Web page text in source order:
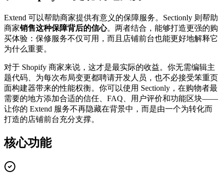
Extend 可以帮助商家提供有意义的保障服务。Sectionly 则帮助
商家销售这种保障背后的信心。两者结合，能够打造更强的购
买体验：保修服务不仅可用，而且店铺前台也能更好地解释它
为什么重要。
对于 Shopify 商家来说，这才是最实际的收益。你无需编辑主
题代码、为每次布局变更都聘请开发人员，也不必接受笨重页
面构建器带来的性能权衡。你可以使用 Sectionly，在购物者最
需要的地方添加合适的信任、FAQ、用户评价和功能区块——
让你的 Extend 服务不再隐藏在背景中，而是由一个为转化而
打造的店铺前台充分支撑。
核心功能